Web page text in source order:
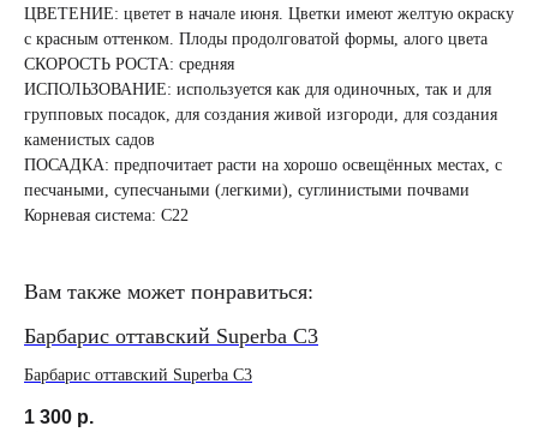
ЦВЕТЕНИЕ: цветет в начале июня. Цветки имеют желтую окраску
с красным оттенком. Плоды продолговатой формы, алого цвета
СКОРОСТЬ РОСТА: средняя
ИСПОЛЬЗОВАНИЕ: используется как для одиночных, так и для
групповых посадок, для создания живой изгороди, для создания
каменистых садов
ПОСАДКА: предпочитает расти на хорошо освещённых местах, с
песчаными, супесчаными (легкими), суглинистыми почвами
Корневая система: С22
Вам также может понравиться:
Барбарис оттавский Superba C3
Барбарис оттавский Superba C3
1 300 р.